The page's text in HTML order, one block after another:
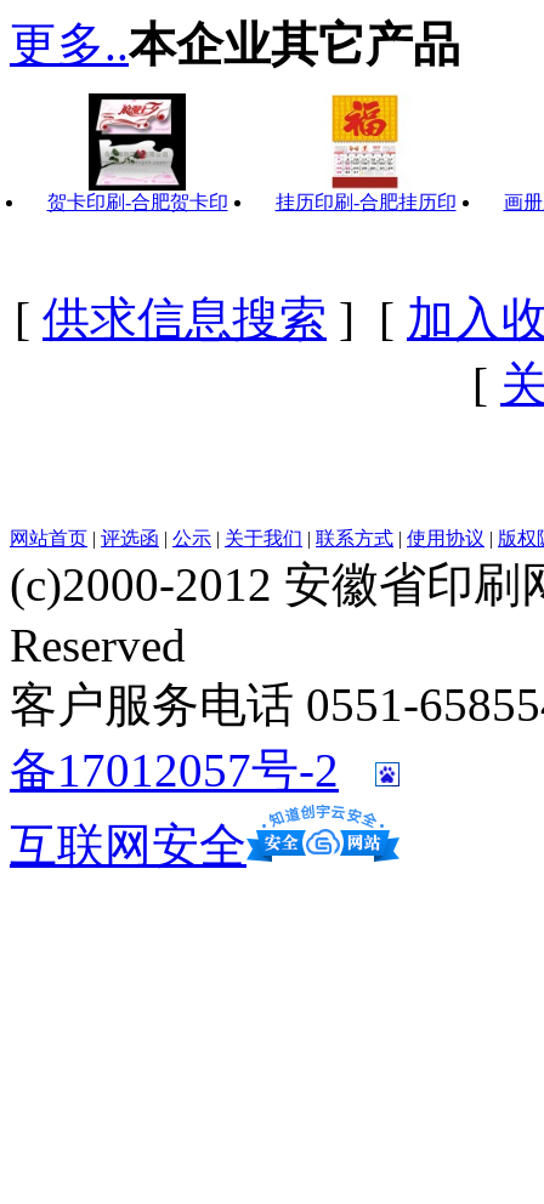
更多..本企业其它产品
贺卡印刷-合肥贺卡印 挂历印刷-合肥挂历印 画
[ 供求信息搜索 ] [ 加入
[
网站首页 | 评选函 | 公示 | 关于我们 | 联系方式 | 使用协议 | 版权
(c)2000-2012 安徽省印刷
Reserved
客户服务电话 0551-
备17012057号-2
互联网安全